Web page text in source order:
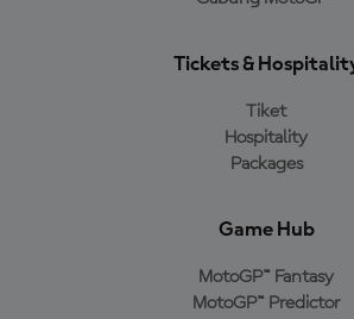
Tickets &
Tiket
Hospitality
Packages
Game Hub
MotoGP™ Fantasy
MotoGP™ Predictor